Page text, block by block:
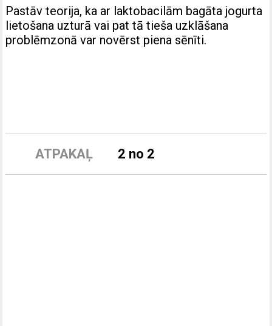
Pastāv teorija, ka ar laktobacilām bagāta jogurta
lietošana uzturā vai pat tā tieša uzklāšana
problēmzonā var novērst piena sēnīti.
ATPAKAĻ 2 no 2